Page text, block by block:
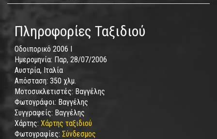
Πληροφορίες Ταξιδιού
Οδοιπορικό 2006 I
Ημερομηνία: Παρ, 28/07/2006
Αυστρία, Ιταλία
Απόσταση: 350 χλμ.
Μοτοσυκλετιστές: Βαγγέλης
Φωτογράφοι: Βαγγέλης
Συγγραφείς: Βαγγέλης
Χάρτης: Χάρτης ταξιδιού
Φωτογραφίες: Σύνδεσμος